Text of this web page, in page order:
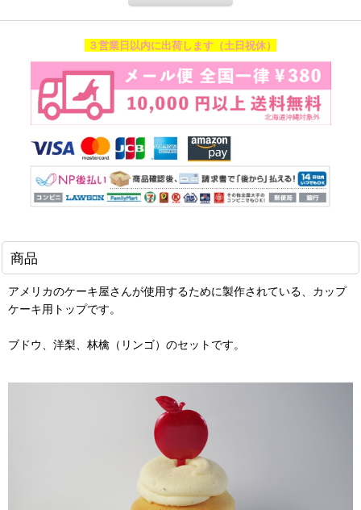
３営業日以内に出荷します（土日祝休）
商品
アメリカのケーキ屋さんが使用するために製作されている、カップ
ケーキ用トップです。
ブドウ、洋梨、林檎（リンゴ）のセットです。